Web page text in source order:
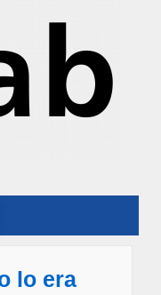
lo era